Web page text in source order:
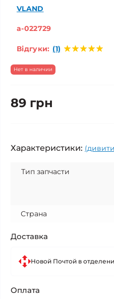
VLAND
a-022729
Відгуки: (1)
Нет в наличии
89 грн
Характеристики:
Тип запчасти
Страна
Доставка
Новой Почтой в
Оплата